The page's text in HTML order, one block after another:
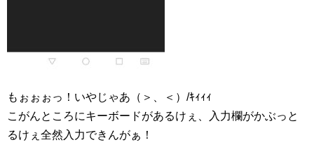
もぉぉぉっ！いやじゃあ（＞、＜）/ｷｨｨｨ
こがんところにキーボードがあるけぇ、入力欄がかぶっと
るけぇ全然入力できんがぁ！